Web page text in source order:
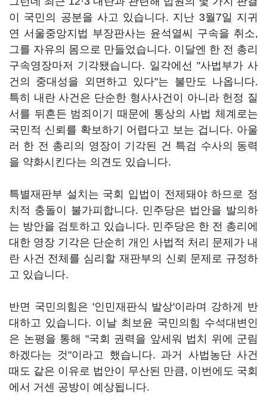
이 국민의 공분을 사고 있습니다. 지난 3월7일 지귀
연 서울중앙지법 부장판사는 윤석열씨 구속을 취소,
그를 자유의 몸으로 만들었습니다. 이달엔 한 전 총리
구속영장마저 기각됐습니다. 일각에선 "사법부가 사
건의 중대성을 외면하고 있다"는 불만도 나옵니다.
특히 내란 사건은 단순한 형사사건이 아니라 헌정 질
서를 뒤흔든 범죄이기 때문에 통상의 사법 체계로는
국민적 신뢰를 확보하기 어렵다고 보는 겁니다. 아울
러 한 전 총리의 영장이 기각된 건 특검 수사의 동력
을 약화시킨다는 의견도 있습니다.
특별재판부 설치는 국회 입법이 전제돼야 하므로 정
치적 충돌이 불가피합니다. 민주당은 법안을 발의하
는 방안을 검토하고 있습니다. 민주당은 한 전 총리에
대한 영장 기각은 단순히 개인 사법적 처리 문제가 내
란 사건 전체를 심리할 재판부의 신뢰 문제로 규정하
고 있습니다.
반면 국민의힘은 '인민재판식 발상'이라며 강하게 반
대하고 있습니다. 이날 최보윤 국민의힘 수석대변인
은 논평을 통해 "국회 권력을 앞세워 법치 위에 군림
하겠다는 것"이라고 했습니다. 과거 사법농단 사건
때도 같은 이유로 법안이 무산된 만큼, 이번에도 국회
에서 거센 공방이 예상됩니다.